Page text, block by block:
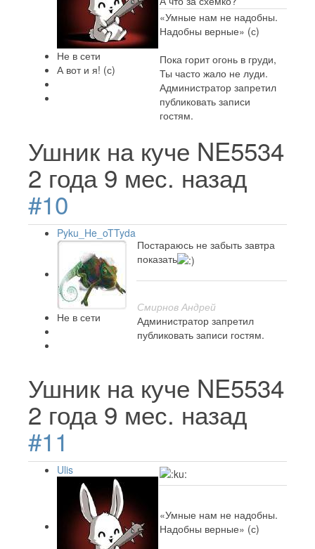
Не в сети
А вот и я! (с)
«Умные нам не надобны.
Надобны верные» (с)
Пока горит огонь в груди,
Ты часто жало не луди.
Администратор запретил
публиковать записи
гостям.
Ушник на куче NE5534
2 года 9 мес. назад
#10
Pyku_He_oTTyda
Не в сети
Постараюсь не забыть завтра
показать
Смирнов Андрей
Администратор запретил
публиковать записи гостям.
Ушник на куче NE5534
2 года 9 мес. назад
#11
Ulis
«Умные нам не надобны.
Надобны верные» (с)